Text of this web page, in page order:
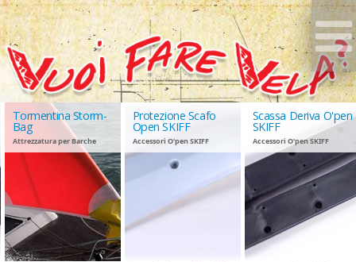
Tormentina Storm-
Bag
Attrezzatura per Barche
Protezione Scafo
Open SKIFF
Accessori O'pen SKIFF
Scassa Deriva O'pen
SKIFF
Accessori O'pen SKIFF